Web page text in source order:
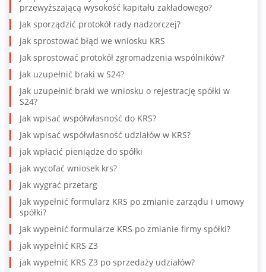
przewyższającą wysokość kapitału zakładowego?
Jak sporządzić protokół rady nadzorczej?
jak sprostować błąd we wniosku KRS
Jak sprostować protokół zgromadzenia wspólników?
Jak uzupełnić braki w S24?
Jak uzupełnić braki we wniosku o rejestrację spółki w
S24?
Jak wpisać współwłasność do KRS?
Jak wpisać współwłasność udziałów w KRS?
jak wpłacić pieniądze do spółki
jak wycofać wniosek krs?
jak wygrać przetarg
Jak wypełnić formularz KRS po zmianie zarządu i umowy
spółki?
Jak wypełnić formularze KRS po zmianie firmy spółki?
jak wypełnić KRS Z3
jak wypełnić KRS Z3 po sprzedaży udziałów?